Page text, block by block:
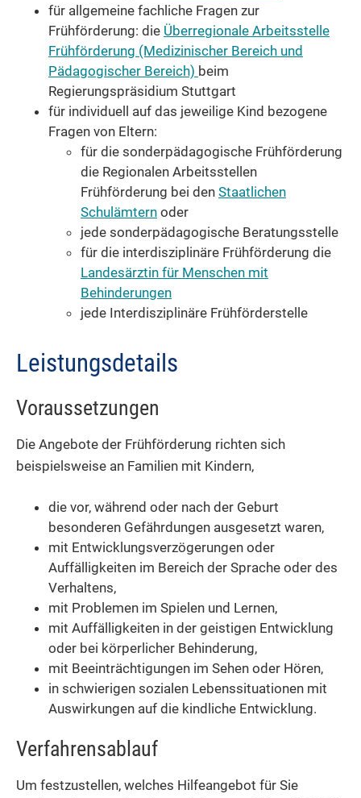
für allgemeine fachliche Fragen zur
Frühförderung: die Überregionale Arbeitsstelle
Frühförderung (Medizinischer Bereich und
Pädagogischer Bereich) beim
Regierungspräsidium Stuttgart
für individuell auf das jeweilige Kind bezogene
Fragen von Eltern:
für die sonderpädagogische Frühförderung
die Regionalen Arbeitsstellen
Frühförderung bei den Staatlichen
Schulämtern oder
jede sonderpädagogische Beratungsstelle
für die interdisziplinäre Frühförderung die
Landesärztin für Menschen mit
Behinderungen
jede Interdisziplinäre Frühförderstelle
Leistungsdetails
Voraussetzungen
Die Angebote der Frühförderung richten sich
beispielsweise an Familien mit Kindern,
die vor, während oder nach der Geburt
besonderen Gefährdungen ausgesetzt waren,
mit Entwicklungsverzögerungen oder
Auffälligkeiten im Bereich der Sprache oder des
Verhaltens,
mit Problemen im Spielen und Lernen,
mit Auffälligkeiten in der geistigen Entwicklung
oder bei körperlicher Behinderung,
mit Beeinträchtigungen im Sehen oder Hören,
in schwierigen sozialen Lebenssituationen mit
Auswirkungen auf die kindliche Entwicklung.
Verfahrensablauf
Um festzustellen, welches Hilfeangebot für Sie